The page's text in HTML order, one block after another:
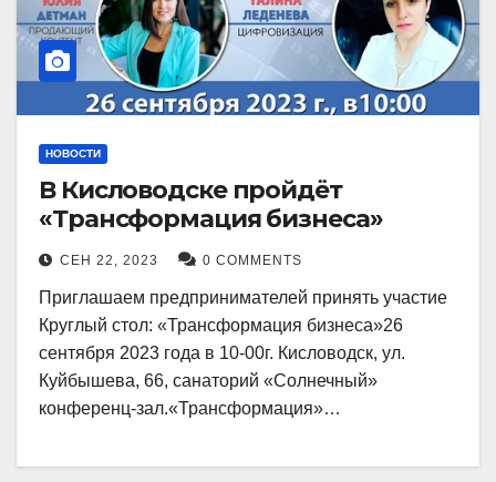
НОВОСТИ
В Кисловодске пройдёт
«Трансформация бизнеса»
СЕН 22, 2023 0 COMMENTS
Приглашаем предпринимателей принять участие
Круглый стол: «Трансформация бизнеса»26
сентября 2023 года в 10-00г. Кисловодск, ул.
Куйбышева, 66, санаторий «Солнечный»
конференц-зал.«Трансформация»…